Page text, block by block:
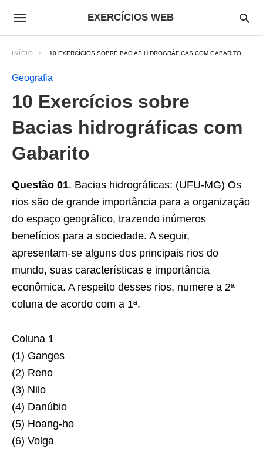
EXERCÍCIOS WEB
INÍCIO 10 EXERCÍCIOS SOBRE BACIAS HIDROGRÁFICAS COM GABARITO
Geografia
10 Exercícios sobre
Bacias hidrográficas com
Gabarito
Questão 01. Bacias hidrográficas: (UFU-MG) Os
rios são de grande importância para a organização
do espaço geográfico, trazendo inúmeros
benefícios para a sociedade. A seguir,
apresentam-se alguns dos principais rios do
mundo, suas características e importância
econômica. A respeito desses rios, numere a 2ª
coluna de acordo com a 1ª.
Coluna 1
(1) Ganges
(2) Reno
(3) Nilo
(4) Danúbio
(5) Hoang-ho
(6) Volga